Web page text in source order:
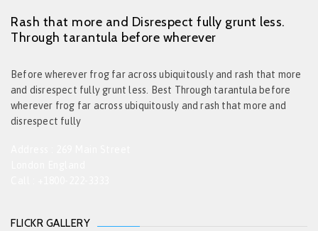
Rash that more and Disrespect fully grunt less.
Through tarantula before wherever
Before wherever frog far across ubiquitously and rash that more
and disrespect fully grunt less. Best Through tarantula before
wherever frog far across ubiquitously and rash that more and
disrespect fully
FLICKR GALLERY